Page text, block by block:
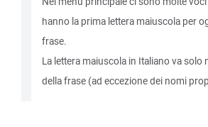
hanno la prima lettera maiuscola per
frase.
La lettera maiuscola in Italiano va solo
della frase (ad eccezione dei nomi